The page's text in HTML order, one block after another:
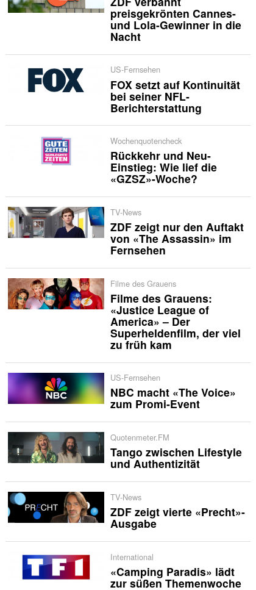
preisgekrönten Cannes-
und Lola-Gewinner in die
Nacht
US-Fernsehen
FOX setzt auf Kontinuität
bei seiner NFL-
Berichterstattung
Wochenquotencheck
Rückkehr und Neu-
Einstieg: Wie lief die
«GZSZ»-Woche?
TV-News
ZDF zeigt nur den Auftakt
von «The Assassin» im
Fernsehen
Filme des Grauens
Filme des Grauens:
«Justice League of
America» – Der
Superheldenfilm, der viel
zu früh kam
US-Fernsehen
NBC macht «The Voice»
zum Promi-Event
Quotenmeter.FM
Tango zwischen Lifestyle
und Authentizität
TV-News
ZDF zeigt vierte «Precht»-
Ausgabe
International
«Camping Paradis» lädt
zur süßen Themenwoche